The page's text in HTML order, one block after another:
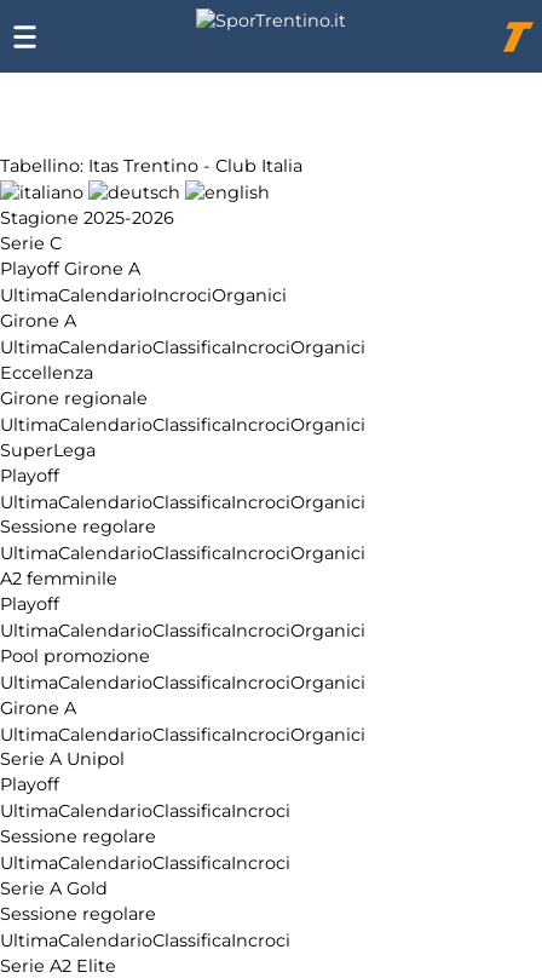
Tabellino: Itas Trentino - Club Italia
Stagione 2025-2026
Serie C
Playoff Girone A
UltimaCalendarioIncrociOrganici
Girone A
UltimaCalendarioClassificaIncrociOrganici
Eccellenza
Girone regionale
UltimaCalendarioClassificaIncrociOrganici
SuperLega
Playoff
UltimaCalendarioClassificaIncrociOrganici
Sessione regolare
UltimaCalendarioClassificaIncrociOrganici
A2 femminile
Playoff
UltimaCalendarioClassificaIncrociOrganici
Pool promozione
UltimaCalendarioClassificaIncrociOrganici
Girone A
UltimaCalendarioClassificaIncrociOrganici
Serie A Unipol
Playoff
UltimaCalendarioClassificaIncroci
Sessione regolare
UltimaCalendarioClassificaIncroci
Serie A Gold
Sessione regolare
UltimaCalendarioClassificaIncroci
Serie A2 Elite
Chi
siamo
Affiliazione